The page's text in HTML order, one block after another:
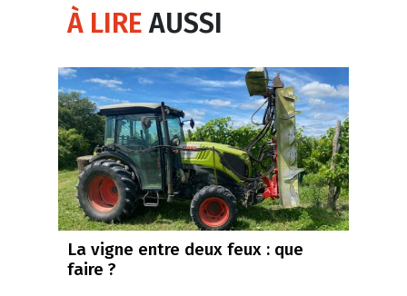
À LIREAUSSI
La vigne entre deux feux : que
faire ?